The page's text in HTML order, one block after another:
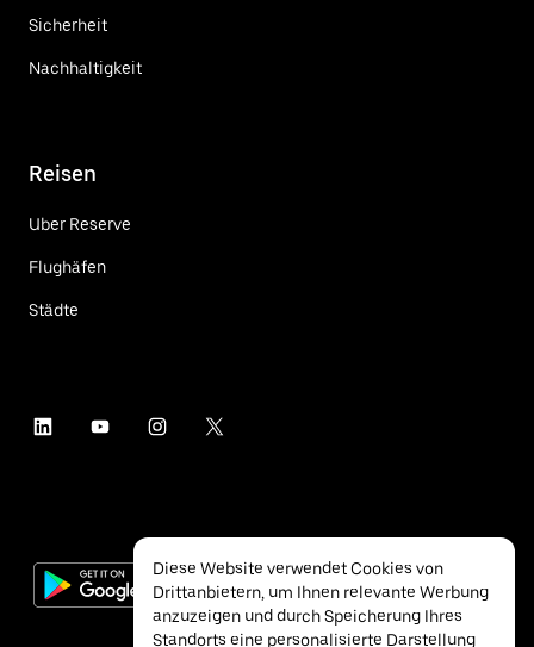
Sicherheit
Nachhaltigkeit
Reisen
Uber Reserve
Flughäfen
Städte
Diese Website verwendet Cookies von
Drittanbietern, um Ihnen relevante Werbung
anzuzeigen und durch Speicherung Ihres
Standorts eine personalisierte Darstellung